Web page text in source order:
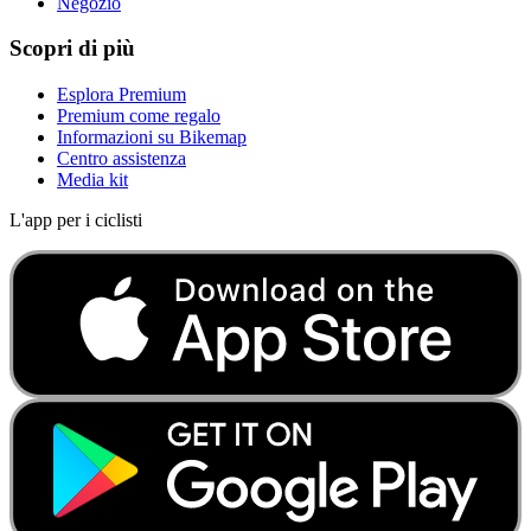
Scopri di più
Esplora Premium
Premium come regalo
Informazioni su Bikemap
Centro assistenza
Media kit
L'app per i ciclisti